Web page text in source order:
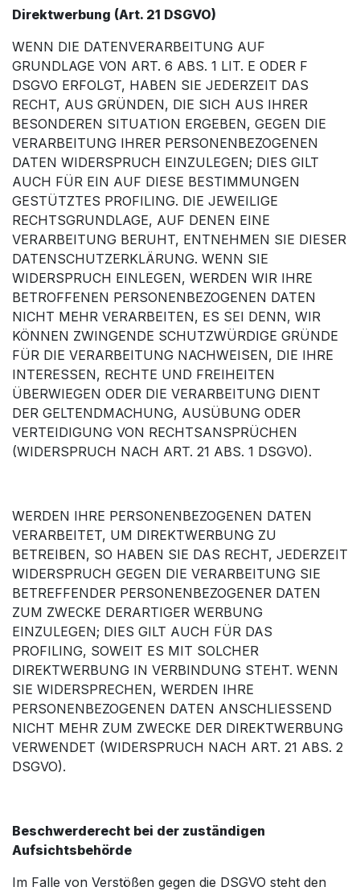
Direktwerbung (Art. 21 DSGVO)
WENN DIE DATENVERARBEITUNG AUF
GRUNDLAGE VON ART. 6 ABS. 1 LIT. E ODER F
DSGVO ERFOLGT, HABEN SIE JEDERZEIT DAS
RECHT, AUS GRÜNDEN, DIE SICH AUS IHRER
BESONDEREN SITUATION ERGEBEN, GEGEN DIE
VERARBEITUNG IHRER PERSONENBEZOGENEN
DATEN WIDERSPRUCH EINZULEGEN; DIES GILT
AUCH FÜR EIN AUF DIESE BESTIMMUNGEN
GESTÜTZTES PROFILING. DIE JEWEILIGE
RECHTSGRUNDLAGE, AUF DENEN EINE
VERARBEITUNG BERUHT, ENTNEHMEN SIE DIESER
DATENSCHUTZERKLÄRUNG. WENN SIE
WIDERSPRUCH EINLEGEN, WERDEN WIR IHRE
BETROFFENEN PERSONENBEZOGENEN DATEN
NICHT MEHR VERARBEITEN, ES SEI DENN, WIR
KÖNNEN ZWINGENDE SCHUTZWÜRDIGE GRÜNDE
FÜR DIE VERARBEITUNG NACHWEISEN, DIE IHRE
INTERESSEN, RECHTE UND FREIHEITEN
ÜBERWIEGEN ODER DIE VERARBEITUNG DIENT
DER GELTENDMACHUNG, AUSÜBUNG ODER
VERTEIDIGUNG VON RECHTSANSPRÜCHEN
(WIDERSPRUCH NACH ART. 21 ABS. 1 DSGVO).
WERDEN IHRE PERSONENBEZOGENEN DATEN
VERARBEITET, UM DIREKTWERBUNG ZU
BETREIBEN, SO HABEN SIE DAS RECHT, JEDERZEIT
WIDERSPRUCH GEGEN DIE VERARBEITUNG SIE
BETREFFENDER PERSONENBEZOGENER DATEN
ZUM ZWECKE DERARTIGER WERBUNG
EINZULEGEN; DIES GILT AUCH FÜR DAS
PROFILING, SOWEIT ES MIT SOLCHER
DIREKTWERBUNG IN VERBINDUNG STEHT. WENN
SIE WIDERSPRECHEN, WERDEN IHRE
PERSONENBEZOGENEN DATEN ANSCHLIESSEND
NICHT MEHR ZUM ZWECKE DER DIREKTWERBUNG
VERWENDET (WIDERSPRUCH NACH ART. 21 ABS. 2
DSGVO).
Beschwerderecht bei der zuständigen
Aufsichtsbehörde
Im Falle von Verstößen gegen die DSGVO steht den